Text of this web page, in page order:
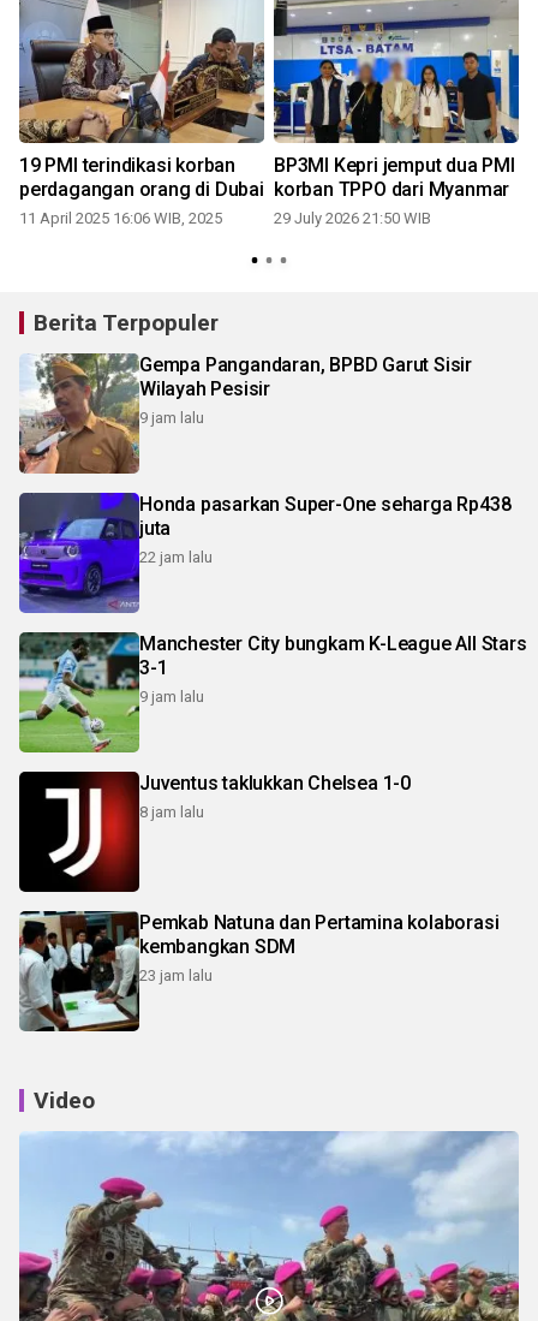
19 PMI terindikasi korban
perdagangan orang di Dubai
11 April 2025 16:06 WIB, 2025
BP3MI Kepri jemput dua PMI
korban TPPO dari Myanmar
29 July 2026 21:50 WIB
Berita Terpopuler
Gempa Pangandaran, BPBD Garut Sisir
Wilayah Pesisir
9 jam lalu
Honda pasarkan Super-One seharga Rp438
juta
22 jam lalu
Manchester City bungkam K-League All Stars
3-1
9 jam lalu
Juventus taklukkan Chelsea 1-0
8 jam lalu
Pemkab Natuna dan Pertamina kolaborasi
kembangkan SDM
23 jam lalu
Video